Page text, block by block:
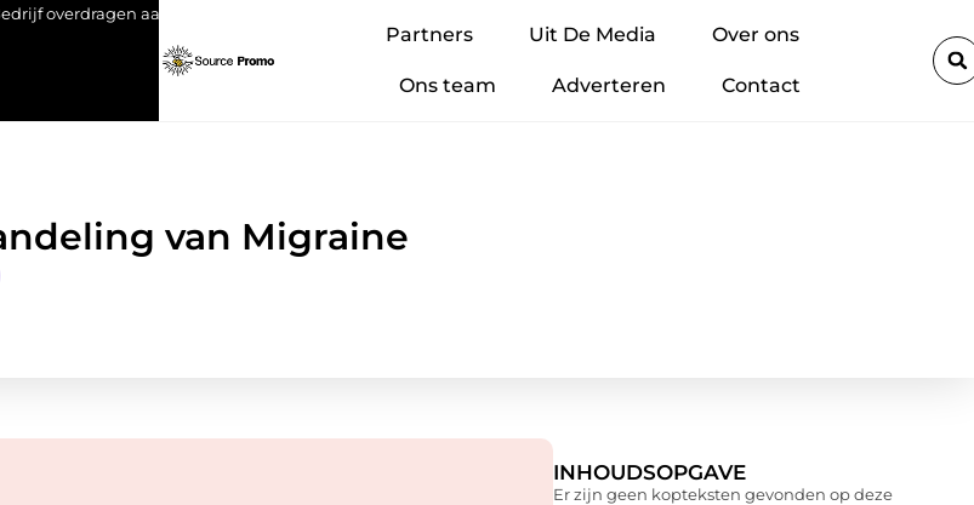
aan je kind: een stap met impact
Partners Uit De Media Over ons
Ons team Adverteren Contact
van Migraine
INHOUDSOPGAVE
Er zijn geen kopteksten gevonden op deze